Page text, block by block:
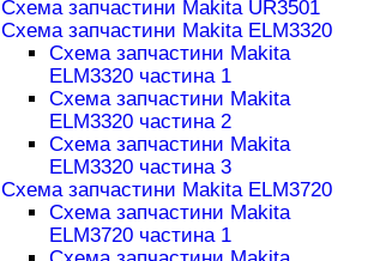
Схема запчастини Makita UR3501
Схема запчастини Makita ELM3320
Схема запчастини Makita
ELM3320 частина 1
Схема запчастини Makita
ELM3320 частина 2
Схема запчастини Makita
ELM3320 частина 3
Схема запчастини Makita ELM3720
Схема запчастини Makita
ELM3720 частина 1